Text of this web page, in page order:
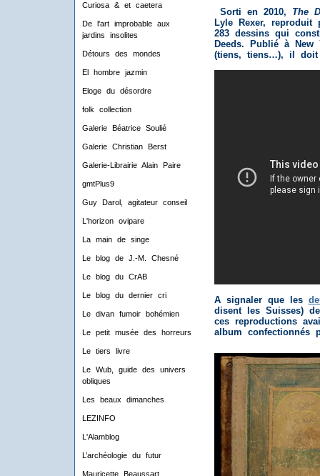
Curiosa & et caetera
De l'art improbable aux
jardins insolites
Détours des mondes
El hombre jazmin
Eloge du désordre
folk collection
Galerie Béatrice Soulié
Galerie Christian Berst
Galerie-Librairie Alain Paire
gmtPlus9
Guy Darol, agitateur conseil
L'horizon ovipare
La main de singe
Le blog de J.-M. Chesné
Le blog du CrAB
Le blog du dernier cri
Le divan fumoir bohémien
Le petit musée des horreurs
Le tiers livre
Le Wub, guide des univers
obliques
Les beaux dimanches
LEZINFO
L'Alamblog
L’archéologie du futur
Mauricette Beaussart
Sorti en 2010, The
Lyle Rexer, reproduit
283 dessins qui
Deeds. Publié à
(tiens, tiens…), il doit
A signaler que les
disent les Suisses)
ces reproductions
album confectionnés